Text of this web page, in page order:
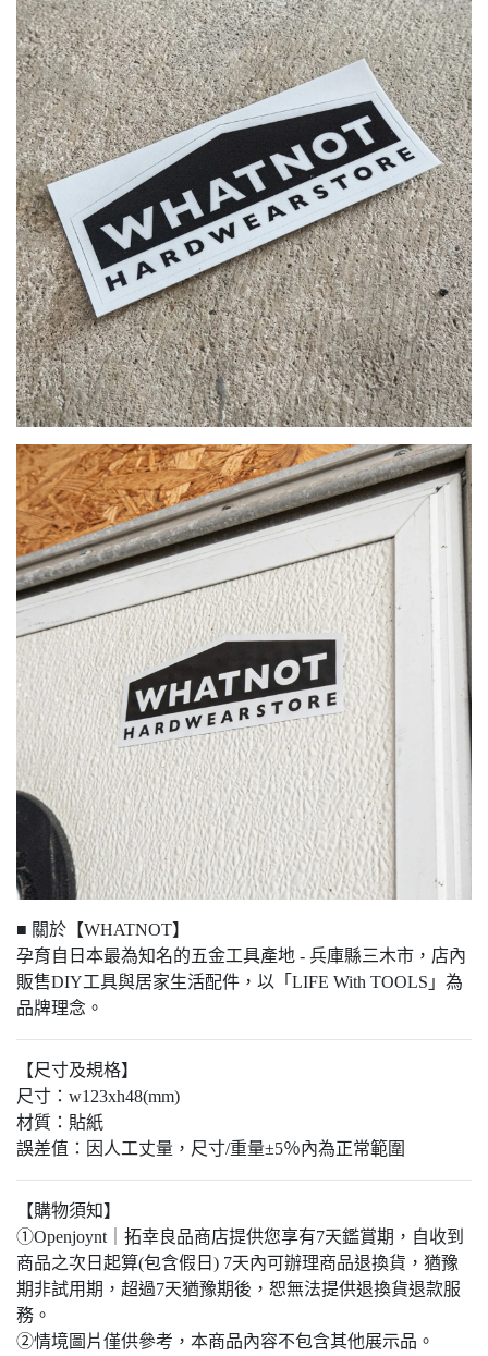
■ 關於【WHATNOT】
孕育自日本最為知名的五金工具產地 - 兵庫縣三木市，店內
販售DIY工具與居家生活配件，以「LIFE With TOOLS」為
品牌理念。
【尺寸及規格】
尺寸：w123xh48(mm)
材質：貼紙
誤差值：因人工丈量，尺寸/重量±5％內為正常範圍
【購物須知】
①Openjoynt｜拓幸良品商店提供您享有7天鑑賞期，自收到
商品之次日起算(包含假日) 7天內可辦理商品退換貨，猶豫
期非試用期，超過7天猶豫期後，恕無法提供退換貨退款服
務。
②情境圖片僅供參考，本商品內容不包含其他展示品。